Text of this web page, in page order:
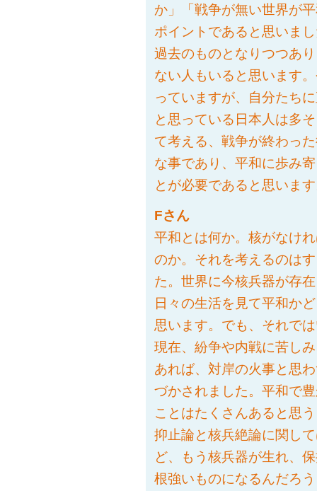
か」「戦争が無い世界が
ポイントであると思いま
過去のものとなりつつあ
ない人もいると思います
っていますが、自分たち
と思っている日本人は多
て考える、戦争が終わっ
な事であり、平和に歩み
とが必要であると思いま
Fさん
平和とは何か。核がなけ
のか。それを考えるのは
た。世界に今核兵器が存
日々の生活を見て平和か
思います。でも、それで
現在、紛争や内戦に苦し
あれば、対岸の火事と思
づかされました。平和で
ことはたくさんあると思
抑止論と核兵絶論に関し
ど、もう核兵器が生れ、
根強いものになるんだろ